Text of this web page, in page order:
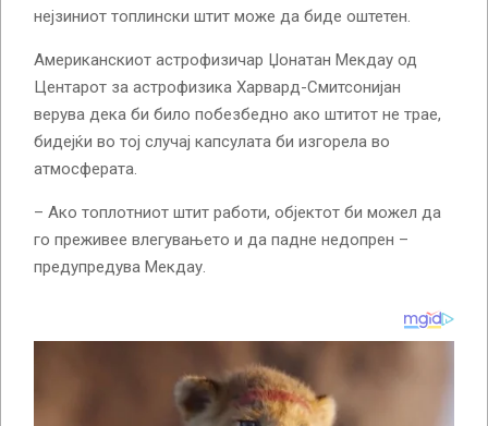
нејзиниот топлински штит може да биде оштетен.
Американскиот астрофизичар Џонатан Мекдау од
Центарот за астрофизика Харвард-Смитсонијан
верува дека би било побезбедно ако штитот не трае,
бидејќи во тој случај капсулата би изгорела во
атмосферата.
– Ако топлотниот штит работи, објектот би можел да
го преживее влегувањето и да падне недопрен –
предупредува Мекдау.